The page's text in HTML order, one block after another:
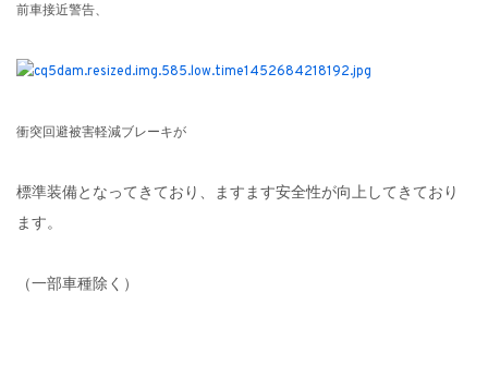
前車接近警告、
衝突回避被害軽減ブレーキが
標準装備となってきており、ますます安全性が向上してきており
ます。
（一部車種除く）